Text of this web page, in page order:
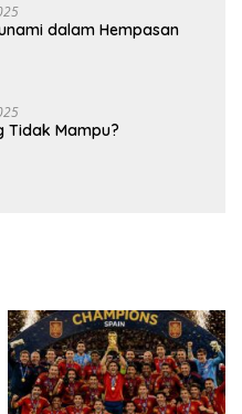
dalam Hempasan
Tidak Mampu?